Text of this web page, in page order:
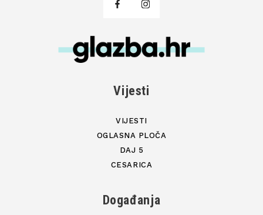
Vijesti
VIJESTI
OGLASNA PLOČA
DAJ 5
CESARICA
Događanja